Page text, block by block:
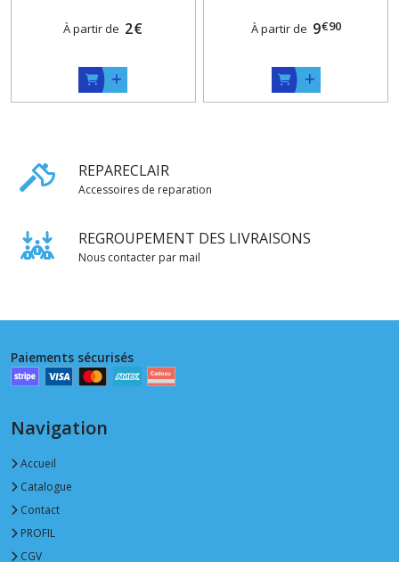
À partir de 2€
Bordeaux Violet Jaune Fluo
À partir de 9€90
REPARECLAIR
Accessoires de reparation
REGROUPEMENT DES LIVRAISONS
Nous contacter par mail
Paiements sécurisés
Navigation
Accueil
Catalogue
Contact
PROFIL
CGV